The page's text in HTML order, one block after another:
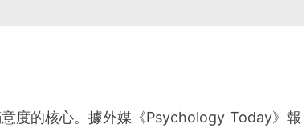
度的核心。據外媒《Psychology Today》報